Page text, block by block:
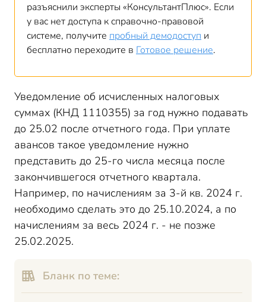
разъяснили эксперты «КонсультантПлюс». Если
у вас нет доступа к справочно-правовой
системе, получите пробный демодоступ и
бесплатно переходите в Готовое решение.
Уведомление об исчисленных налоговых
суммах (КНД 1110355) за год нужно подавать
до 25.02 после отчетного года. При уплате
авансов такое уведомление нужно
представить до 25-го числа месяца после
закончившегося отчетного квартала.
Например, по начислениям за 3-й кв. 2024 г.
необходимо сделать это до 25.10.2024, а по
начислениям за весь 2024 г. - не позже
25.02.2025.
Бланк по теме: